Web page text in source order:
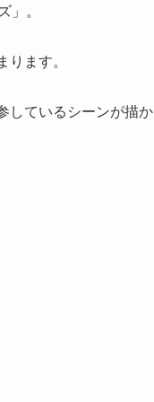
」。
ます。
しているシーンが描か